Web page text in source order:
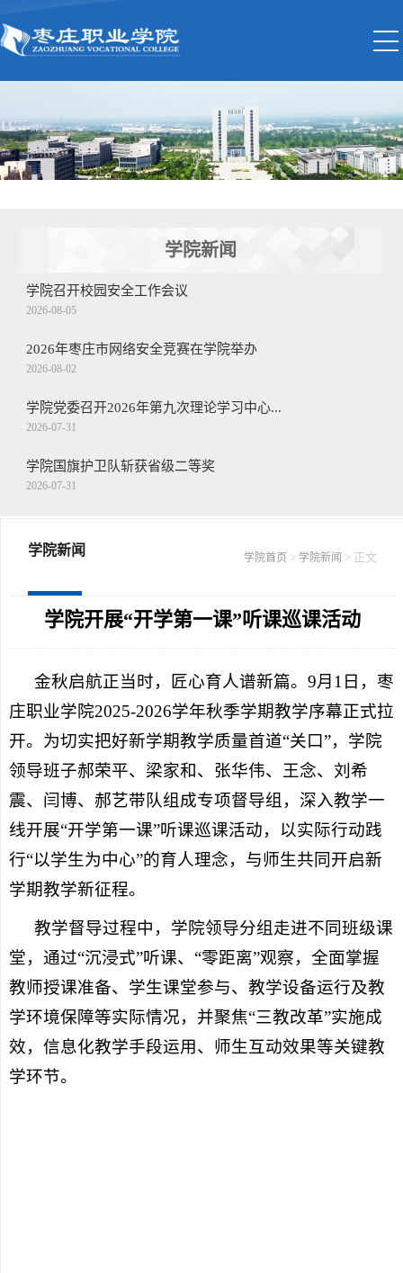
学院新闻
学院召开校园安全工作会议
2026-08-05
2026年枣庄市网络安全竞赛在学院举办
2026-08-02
学院党委召开2026年第九次理论学习中心...
2026-07-31
学院国旗护卫队斩获省级二等奖
2026-07-31
2026-07-31
学院首页 > 学院新闻 > 正文
学院新闻
学院开展“开学第一课”听课巡课活动
金秋启航正当时，匠心育人谱新篇。9月1日，枣
庄职业学院2025-2026学年秋季学期教学序幕正式拉
开。为切实把好新学期教学质量首道“关口”，学院
领导班子郝荣平、梁家和、张华伟、王念、刘希
震、闫博、郝艺带队组成专项督导组，深入教学一
线开展“开学第一课”听课巡课活动，以实际行动践
行“以学生为中心”的育人理念，与师生共同开启新
学期教学新征程。
教学督导过程中，学院领导分组走进不同班级课
堂，通过“沉浸式”听课、“零距离”观察，全面掌握
教师授课准备、学生课堂参与、教学设备运行及教
学环境保障等实际情况，并聚焦“三教改革”实施成
效，信息化教学手段运用、师生互动效果等关键教
学环节。